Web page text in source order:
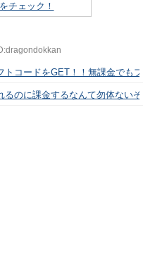
チェック！
トコードをGET！！無課金でも
るのに課金するなんて勿体ない